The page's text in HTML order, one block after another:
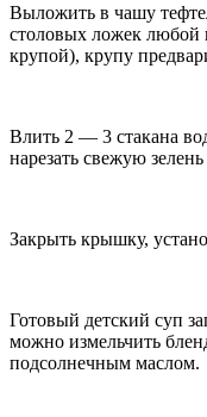
Выложить в чашу
столовых ложек
крупой), крупу
Влить 2 — 3 стакана
нарезать свежую
Закрыть крышку,
Готовый детский суп
можно измельчить
подсолнечным маслом.